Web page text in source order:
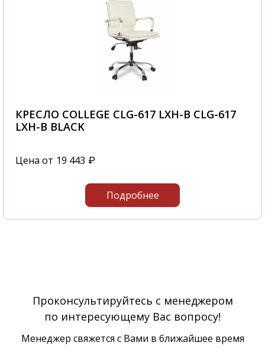
КРЕСЛО COLLEGE CLG-617 LXH-B CLG-617
LXH-B BLACK
Цена от 19 443 ₽
Подробнее
Проконсультируйтесь с менеджером
по интересующему Вас вопросу!
Менеджер свяжется с Вами в ближайшее время